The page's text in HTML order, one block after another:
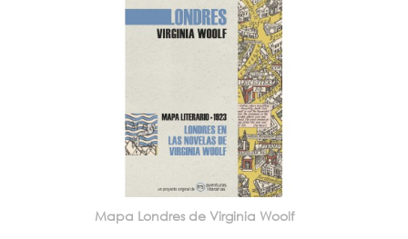
Mapa Londres de Virginia Woolf